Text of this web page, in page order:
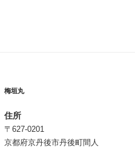
シ
ョ
ン
梅垣丸
住所
〒627-0201
京都府京丹後市丹後町間人